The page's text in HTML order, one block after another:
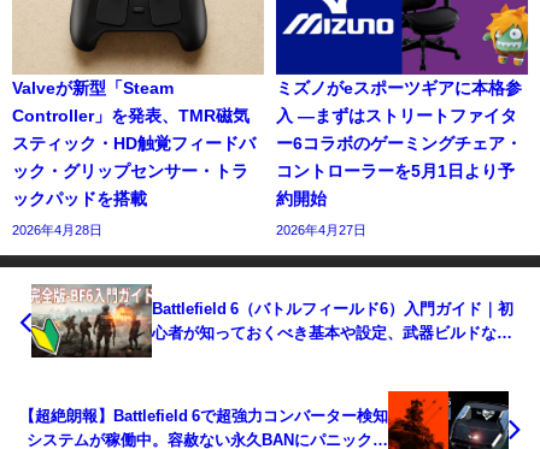
Valveが新型「Steam
Controller」を発表、TMR磁気
スティック・HD触覚フィードバ
ック・グリップセンサー・トラ
ックパッドを搭載
2026年4月28日
ミズノがeスポーツギアに本格参
入 —まずはストリートファイタ
ー6コラボのゲーミングチェア・
コントローラーを5月1日より予
約開始
2026年4月27日
Battlefield 6（バトルフィールド6）入門ガイド｜初
心者が知っておくべき基本や設定、武器ビルドなど
【超絶朗報】Battlefield 6で超強力コンバーター検知
システムが稼働中。容赦ない永久BANにパニックに